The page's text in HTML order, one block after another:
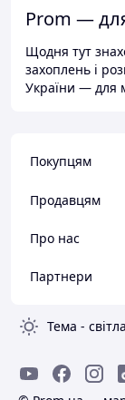
Prom —
Щодня тут
захоплень і
України — для
Покупцям
Продавцям
Про нас
Партнери
Тема - світла